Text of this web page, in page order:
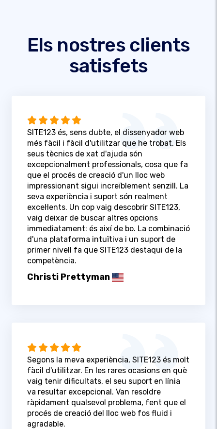
Els nostres clients
satisfets
SITE123 és, sens dubte, el dissenyador web
més fàcil i fàcil d'utilitzar que he trobat. Els
seus tècnics de xat d'ajuda són
excepcionalment professionals, cosa que fa
que el procés de creació d'un lloc web
impressionant sigui increïblement senzill. La
seva experiència i suport són realment
excel·lents. Un cop vaig descobrir SITE123,
vaig deixar de buscar altres opcions
immediatament: és així de bo. La combinació
d'una plataforma intuïtiva i un suport de
primer nivell fa que SITE123 destaqui de la
competència.
Christi Prettyman
Segons la meva experiència, SITE123 és molt
fàcil d'utilitzar. En les rares ocasions en què
vaig tenir dificultats, el seu suport en línia
va resultar excepcional. Van resoldre
ràpidament qualsevol problema, fent que el
procés de creació del lloc web fos fluid i
agradable.